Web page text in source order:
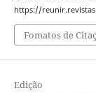
https://
Fomatos de
Edição